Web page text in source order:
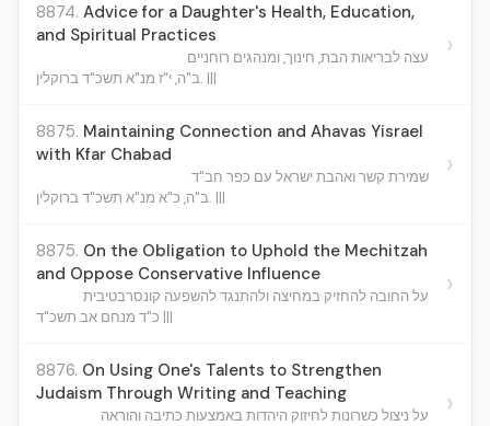
8874. Advice for a Daughter's Health, Education,
and Spiritual Practices
עצה לבריאות הבת, חינוך, ומנהגים רוחניים
ב"ה, י"ז מנ"א תשכ"ד ברוקלין. |||
›
8875. Maintaining Connection and Ahavas Yisrael
with Kfar Chabad
שמירת קשר ואהבת ישראל עם כפר חב"ד
ב"ה, כ"א מנ"א תשכ"ד ברוקלין. |||
›
8875. On the Obligation to Uphold the Mechitzah
and Oppose Conservative Influence
על החובה להחזיק במחיצה ולהתנגד להשפעה קונסרבטיבית
כ"ד מנחם אב תשכ"ד |||
›
8876. On Using One's Talents to Strengthen
Judaism Through Writing and Teaching
על ניצול כשרונות לחיזוק היהדות באמצעות כתיבה והוראה
›